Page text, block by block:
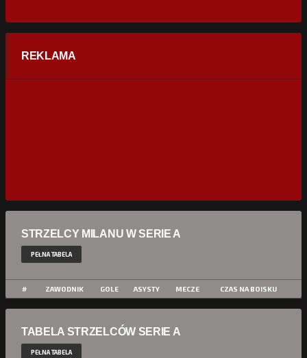
REKLAMA
STRZELCY MILANU W SERIE A
PEŁNA TABELA
# ZAWODNIK GOLE ASYSTY MECZE CZAS NA BOISKU
TABELA STRZELCÓW SERIE A
PEŁNA TABELA